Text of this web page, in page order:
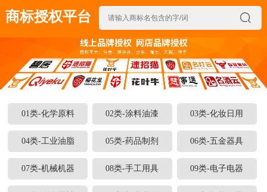
商标授权平台 
01类-化学原料 02类-涂料油漆 03类-化妆日用
04类-工业油脂 05类-药品制剂 06类-五金器具
07类-机械机器 08类-手工用具 09类-电子电器